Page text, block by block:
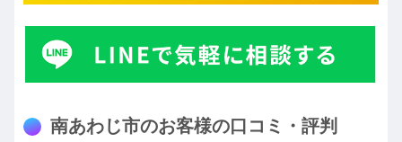
南あわじ市のお客様の口コミ・評判